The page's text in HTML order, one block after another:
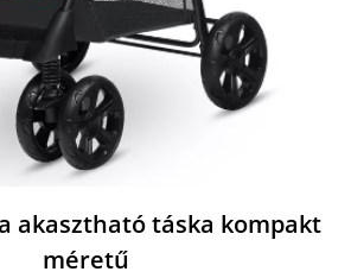
akasztható táska kompakt
méretű